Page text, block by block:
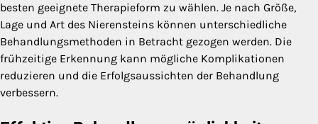
besten geeignete Therapieform zu wählen. Je nach Größe,
Lage und Art des Nierensteins können unterschiedliche
Behandlungsmethoden in Betracht gezogen werden. Die
frühzeitige Erkennung kann mögliche Komplikationen
reduzieren und die Erfolgsaussichten der Behandlung
verbessern.